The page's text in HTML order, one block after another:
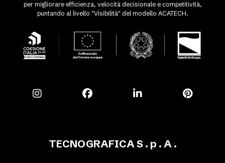
per migliorare efficienza, velocità decisionale e competitività,
puntando al livello "Visibilità" del modello ACATECH.
TECNOGRAFICA S . p . A .